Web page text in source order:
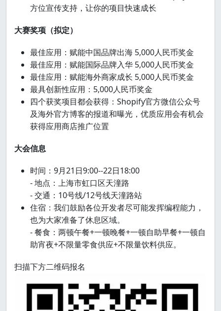
方位宣传支持，让你的项目快速成长
大赛奖项（拟定）
最佳应用：赋能中国品牌出海 5,000人民币奖金
最佳应用：赋能国际品牌入华 5,000人民币奖金
最佳应用：赋能海外商家成长 5,000人民币奖金
最具创新性应用：5,000人民币奖金
四个获奖项目都会获得：Shopify官方微信公众号
及海外官方博客的报道和曝光，优质应用会有机会
获得应用商店推广位置
大会信息
时间：9月21日9:00--22日18:00
- 地点：上海市虹口区天潼路
- 交通：10号线/12号线天潼路站
住宿：我们鼓励各位开发者尽可能发挥编程能力，
也为大家准备了休息区域。
- 餐食：两顿午餐+一顿晚餐+一顿自助早餐+一顿自
助宵夜+不限量零食供应+不限量饮料供应。
扫描下方二维码报名